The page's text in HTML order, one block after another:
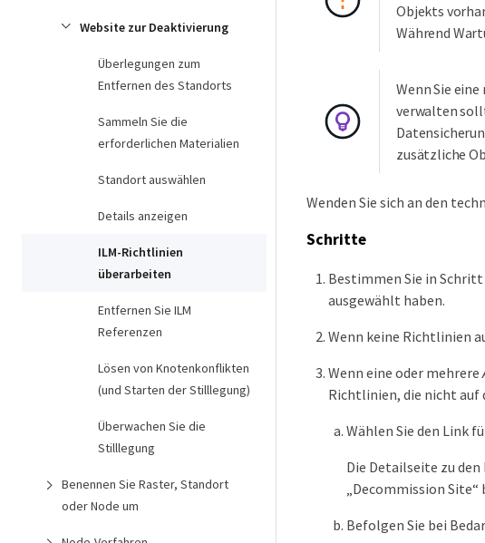
Website zur Deaktivierung
Überlegungen zum
Entfernen des Standorts
Sammeln Sie die
erforderlichen Materialien
Standort auswählen
Details anzeigen
ILM-Richtlinien
überarbeiten
Entfernen Sie ILM
Referenzen
Lösen von Knotenkonflikten
(und Starten der Stilllegung)
Überwachen Sie die
Stilllegung
Benennen Sie Raster, Standort
oder Node um
Objekts
Während
Wenn Sie
verwalten
zusätzliche
Wenden Sie sich an den
Schritte
Bestimmen Sie in
ausgewählt haben.
Wenn keine Richtlinien
Wenn eine oder mehrere
Richtlinien, die nicht
Wählen Sie den Link
Die Detailseite zu
„Decommission
Befolgen Sie bei